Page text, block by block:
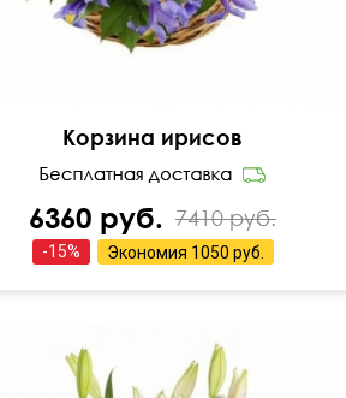
Корзина ирисов
6360 руб. 7410 руб.
-15% Экономия 1050 руб.